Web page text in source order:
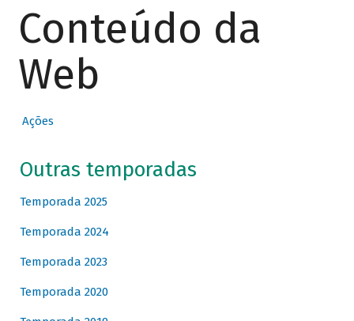
Conteúdo da
Web
Ações
Outras temporadas
Temporada 2025
Temporada 2024
Temporada 2023
Temporada 2020